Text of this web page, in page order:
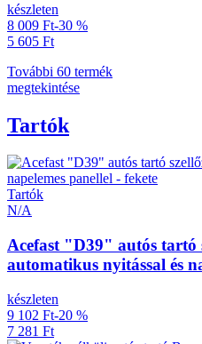
készleten
8 009 Ft-30 %
5 605 Ft
További 60 termék
megtekintése
Tartók
Tartók
N/A
Acefast "D39" autós tartó
automatikus nyitással és
készleten
9 102 Ft-20 %
7 281 Ft